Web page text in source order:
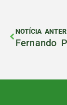
NOTÍCIA